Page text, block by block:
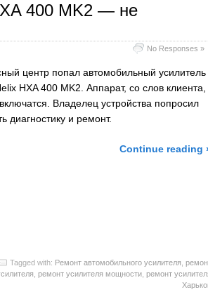
400 MK2 — не
No Responses »
центр попал автомобильный усилитель
HXA 400 MK2. Аппарат, со слов клиента,
Владелец устройства попросил
диагностику и ремонт.
Continue reading
Tagged with: Ремонт автомобильного усилителя
ремонт усилителя мощности ремонт